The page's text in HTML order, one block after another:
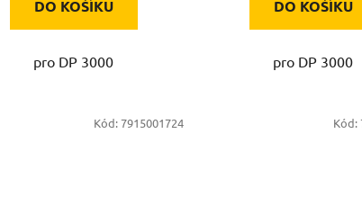
DO KOŠÍKU
pro DP 3000
DO KOŠÍKU
pro DP 3000
Kód:7915001724 Kód: